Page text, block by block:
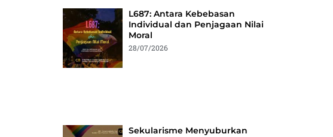
L687: Antara Kebebasan
Individual dan Penjagaan Nilai
Moral
28/07/2026
Sekularisme Menyuburkan